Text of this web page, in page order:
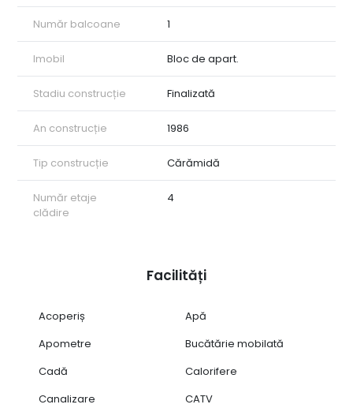
Număr balcoane 1
Imobil Bloc de apart.
Stadiu construcție Finalizată
An construcție 1986
Tip construcție Cărămidă
Număr etaje
clădire
4
Facilități
Acoperiș
Apă
Apometre
Bucătărie mobilată
Cadă
Calorifere
Canalizare
CATV